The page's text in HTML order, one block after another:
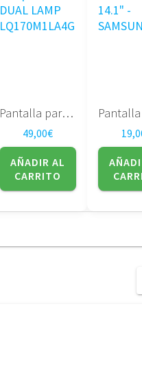
Pantalla para portatil Sharp 17″ DUAL LAMP LQ170M1LA4G
49,00€
AÑADIR AL
CARRITO